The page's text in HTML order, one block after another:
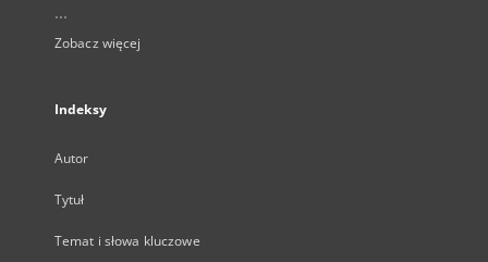
...
Zobacz więcej
Indeksy
Autor
Tytuł
Temat i słowa kluczowe